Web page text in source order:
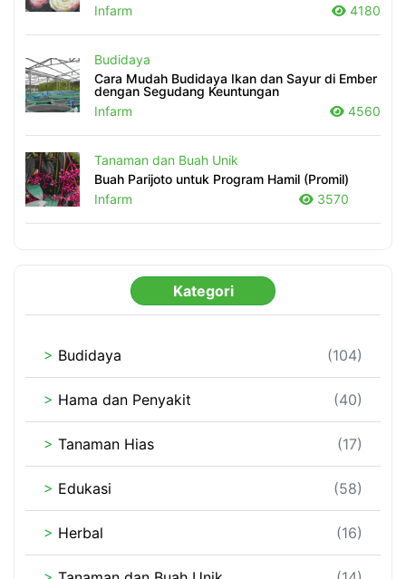
Infarm
4180
Budidaya
Cara Mudah Budidaya Ikan dan Sayur di Ember
dengan Segudang Keuntungan
Infarm
4560
Tanaman dan Buah Unik
Buah Parijoto untuk Program Hamil (Promil)
Infarm
3570
Kategori
> Budidaya (104)
> Hama dan Penyakit (40)
> Tanaman Hias (17)
> Edukasi (58)
> Herbal (16)